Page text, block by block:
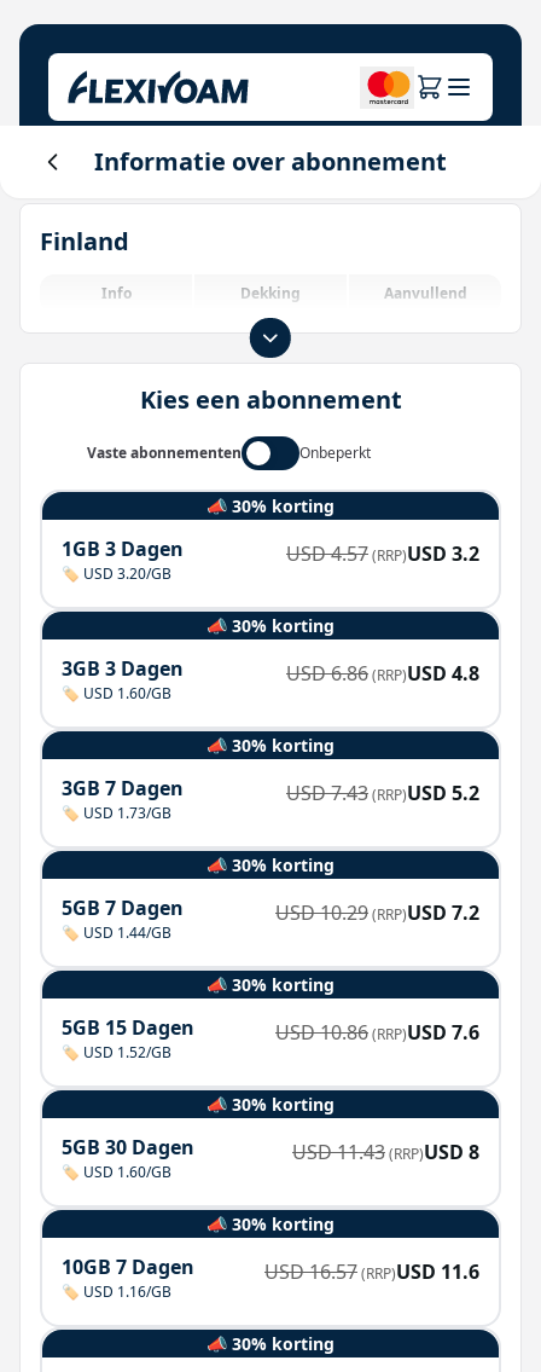
Plannen verkennen
Investeerderscentrum
IoT-oplossingen
Voor merken
Login
Informatie over abonnement
Finland
Info Dekking Aanvullend
Kies een abonnement
Vaste abonnementen Onbeperkt
📣 30% korting
1GB 3 Dagen
🏷️ USD 3.20/GB
USD4.57(RRP)USD 3.2
📣 30% korting
3GB 3 Dagen
🏷️ USD 1.60/GB
USD6.86(RRP)USD 4.8
📣 30% korting
3GB 7 Dagen
🏷️ USD 1.73/GB
USD7.43(RRP)USD 5.2
📣 30% korting
5GB 7 Dagen
🏷️ USD 1.44/GB
USD10.29(RRP)USD 7.2
📣 30% korting
5GB 15 Dagen
🏷️ USD 1.52/GB
USD10.86(RRP)USD 7.6
📣 30% korting
5GB 30 Dagen
🏷️ USD 1.60/GB
USD11.43(RRP)USD 8
📣 30% korting
10GB 7 Dagen
🏷️ USD 1.16/GB
USD16.57(RRP)USD 11.6
📣 30% korting